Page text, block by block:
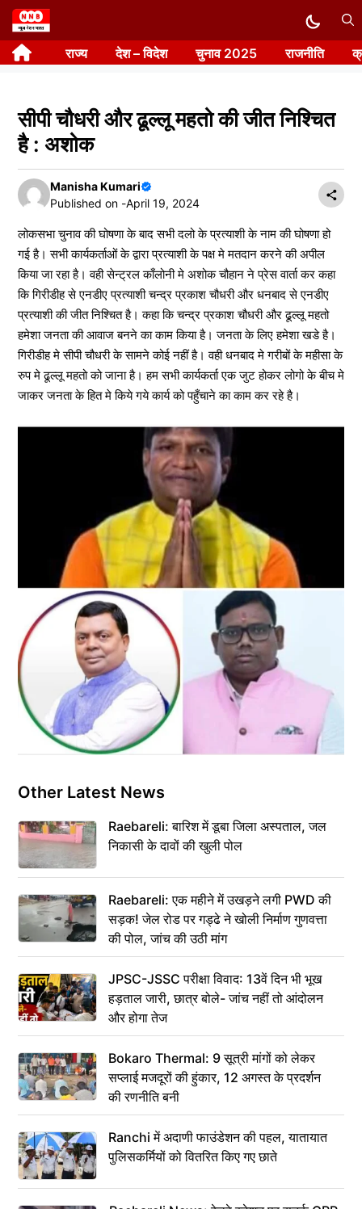
Skip
to
content राज्य देश – विदेश चुनाव 2025 राजनीति
सीपी चौधरी और ढूल्लू महतो की जीत निश्चित
है : अशोक
Manisha Kumari
Published on -April 19, 2024
लोकसभा चुनाव की घोषणा के बाद सभी दलो के प्रत्याशी के नाम की घोषणा हो
गई है। सभी कार्यकर्ताओं के द्वारा प्रत्याशी के पक्ष मे मतदान करने की अपील
किया जा रहा है। वही सेन्ट्रल काँलोनी मे अशोक चौहान ने प्रेस वार्ता कर कहा
कि गिरीडीह से एनडीए प्रत्याशी चन्द्र प्रकाश चौधरी और धनबाद से एनडीए
प्रत्याशी की जीत निश्चित है। कहा कि चन्द्र प्रकाश चौधरी और ढूल्लू महतो
हमेशा जनता की आवाज बनने का काम किया है। जनता के लिए हमेशा खडे है।
गिरीडीह मे सीपी चौधरी के सामने कोई नहीं है। वही धनबाद मे गरीबों के महीसा के
रुप मे ढूल्लू महतो को जाना है। हम सभी कार्यकर्ता एक जुट होकर लोगो के बीच मे
जाकर जनता के हित मे किये गये कार्य को पहुँचाने का काम कर रहे है।
Other Latest News
Raebareli: बारिश में डूबा जिला अस्पताल, जल
निकासी के दावों की खुली पोल
Raebareli: एक महीने में उखड़ने लगी PWD की
सड़क! जेल रोड पर गड्ढे ने खोली निर्माण गुणवत्ता
की पोल, जांच की उठी मांग
JPSC-JSSC परीक्षा विवाद: 13वें दिन भी भूख
हड़ताल जारी, छात्र बोले- जांच नहीं तो आंदोलन
और होगा तेज
Bokaro Thermal: 9 सूत्री मांगों को लेकर
सप्लाई मजदूरों की हुंकार, 12 अगस्त के प्रदर्शन
की रणनीति बनी
Ranchi में अदाणी फाउंडेशन की पहल, यातायात
पुलिसकर्मियों को वितरित किए गए छाते